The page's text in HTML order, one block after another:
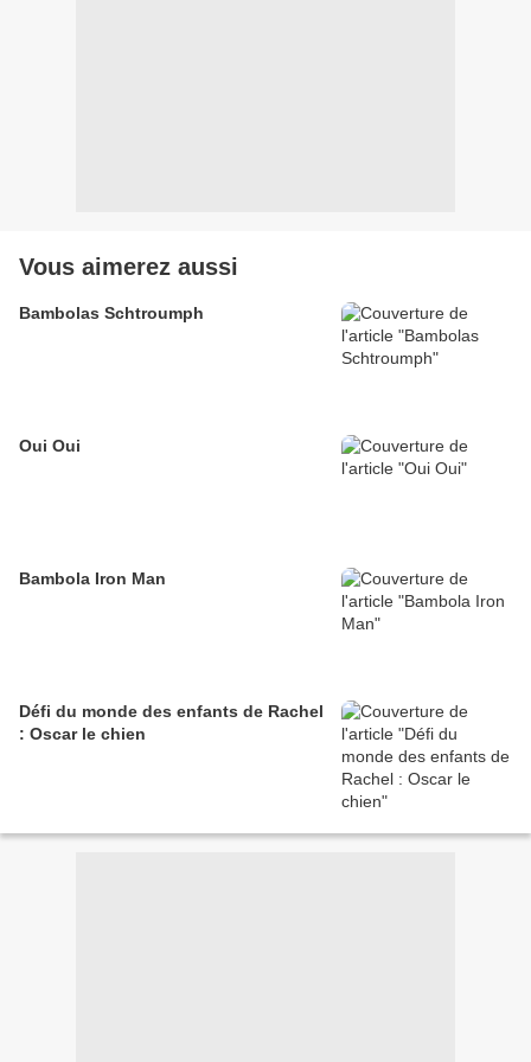
Vous aimerez aussi
Bambolas Schtroumph
Oui Oui
Bambola Iron Man
Défi du monde des enfants de Rachel
: Oscar le chien